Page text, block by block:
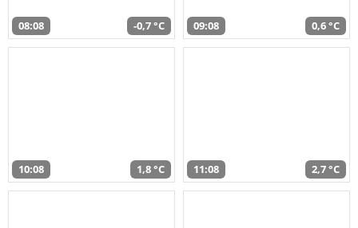
08:08 -0,7 °C 09:08 0,6 °C
10:08 1,8 °C 11:08 2,7 °C